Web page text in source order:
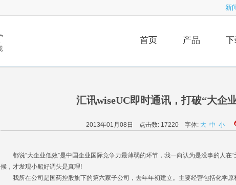
新
首页 产品 下
汇讯wiseUC即时通讯，打破“大企
2013年01月08日 点击数:17220 字体: 大 中 小
都说“大企业低效”是中国企业国际竞争力最薄弱的环节，我一向认为是没事的人在“
候，才发现小船好调头是真理!
我所在公司是国药控股旗下的第六家子公司，去年年初建立。主要经营包括化学原